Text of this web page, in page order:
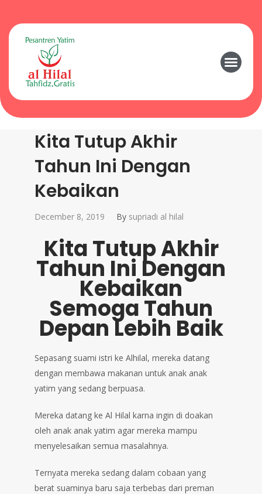
Kita Tutup Akhir
Tahun Ini Dengan
Kebaikan
December 8, 2019 By supriadi al hilal
Kita Tutup Akhir
Tahun Ini Dengan
Kebaikan
Semoga Tahun
Depan Lebih Baik
Sepasang suami istri ke Alhilal, mereka datang
dengan membawa makanan untuk anak anak
yatim yang sedang berpuasa.
Mereka datang ke Al Hilal karna ingin di doakan
oleh anak anak yatim agar mereka mampu
menyelesaikan semua masalahnya.
Ternyata mereka sedang dalam cobaan yang
berat suaminya baru saja terbebas dari preman